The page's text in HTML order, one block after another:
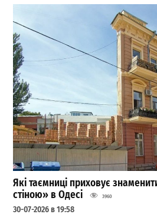
Які таємниці приховує
стіною» в Одесі
3960
30-07-2026 в 19:58